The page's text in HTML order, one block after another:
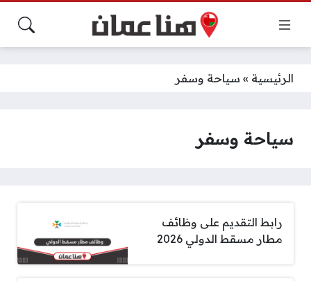
الرئيسية » سياحة وسفر
سياحة وسفر
رابط التقديم على وظائف
مطار مسقط الدولي 2026